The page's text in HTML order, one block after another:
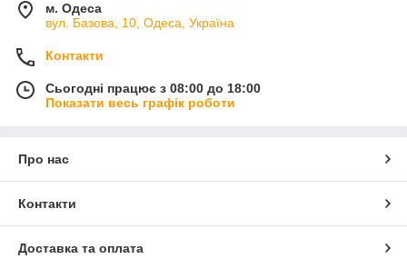
м. Одеса
вул. Базова, 10, Одеса, Україна
Контакти
Сьогодні працює з 08:00 до 18:00
Показати весь графік роботи
Про нас
Контакти
Доставка та оплата